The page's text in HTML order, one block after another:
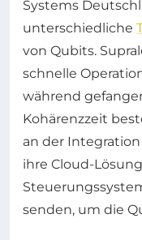
Systems
unterschiedliche
von Qubits.
schnelle
während
Kohärenzzeit
an der
ihre Cloud-
senden, um die